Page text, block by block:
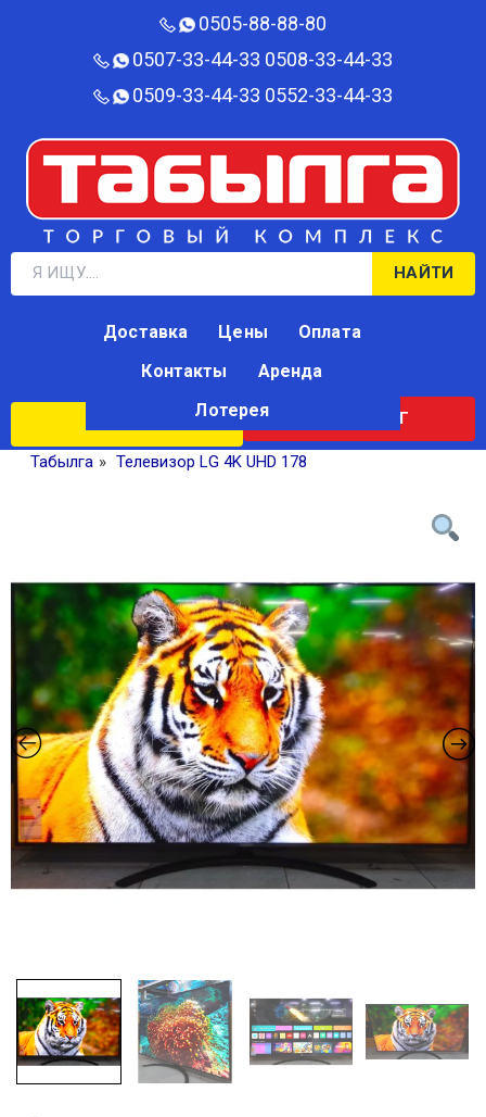
0505-88-88-80‬
0507-33-44-33 0508-33-44-33
0509-33-44-33 0552-33-44-33
НАЙТИ
КАТАЛОГ
Доставка Цены
Оплата
Контакты
Аренда
Лотерея
Табылга » Телевизор LG 4K UHD 178